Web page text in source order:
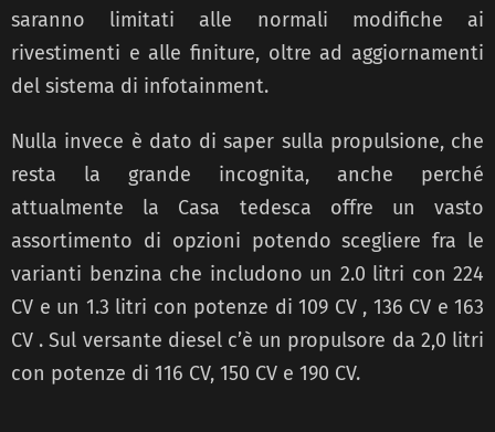
saranno limitati alle normali modifiche ai
rivestimenti e alle finiture, oltre ad aggiornamenti
del sistema di infotainment.
Nulla invece è dato di saper sulla propulsione, che
resta la grande incognita, anche perché
attualmente la Casa tedesca offre un vasto
assortimento di opzioni potendo scegliere fra le
varianti benzina che includono un 2.0 litri con 224
CV e un 1.3 litri con potenze di 109 CV , 136 CV e 163
CV . Sul versante diesel c’è un propulsore da 2,0 litri
con potenze di 116 CV, 150 CV e 190 CV.